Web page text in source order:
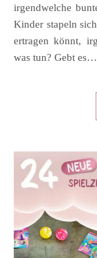
irgendwelche
Kinder stapeln
ertragen könnt,
was tun? Gebt es…